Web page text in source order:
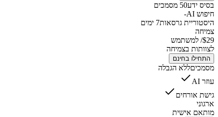
בסיס ידע50 מסמכים
חיפוש AI
-
היסטוריית גרסאות7 ימים
צמיחה
$29/ למשתמש
לצוותות בצמיחה
התחילו בחינם
מסמכיםללא הגבלה
עוזר AI
גישת אורחים
ארגוני
מותאם אישית